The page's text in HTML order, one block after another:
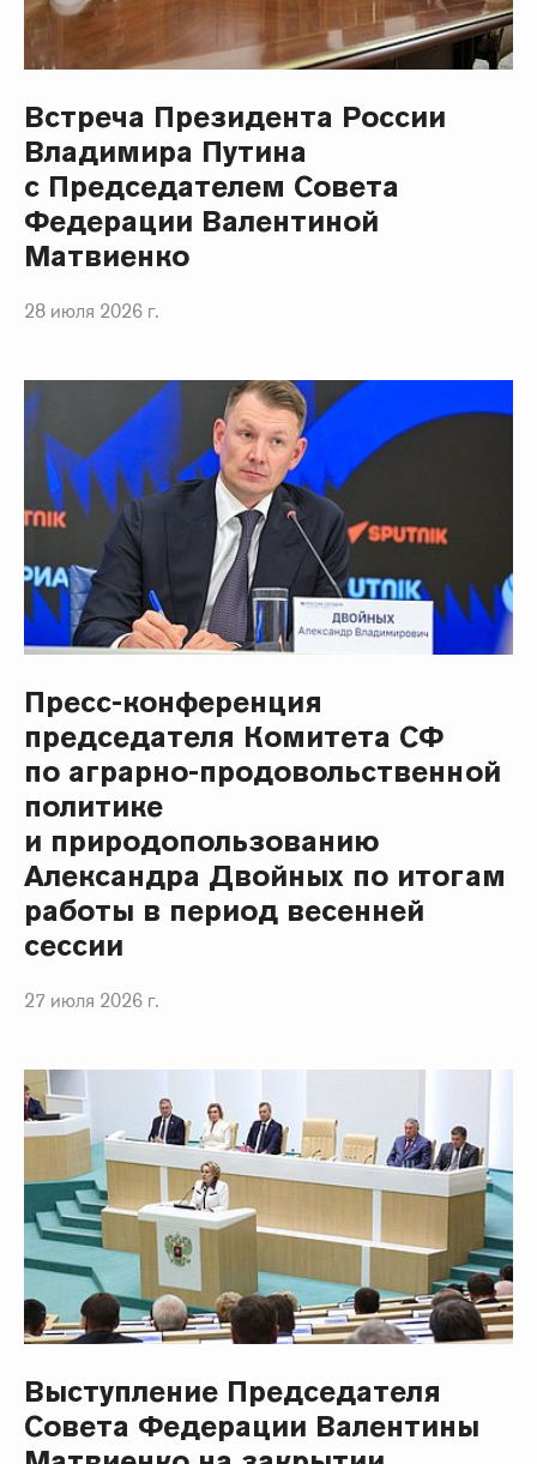
Встреча Президента России
Владимира Путина
с Председателем Совета
Федерации Валентиной
Матвиенко
28 июля 2026 г.
Пресс-конференция
председателя Комитета СФ
по аграрно-продовольственной
политике
и природопользованию
Александра Двойных по итогам
работы в период весенней
сессии
27 июля 2026 г.
Выступление Председателя
Совета Федерации Валентины